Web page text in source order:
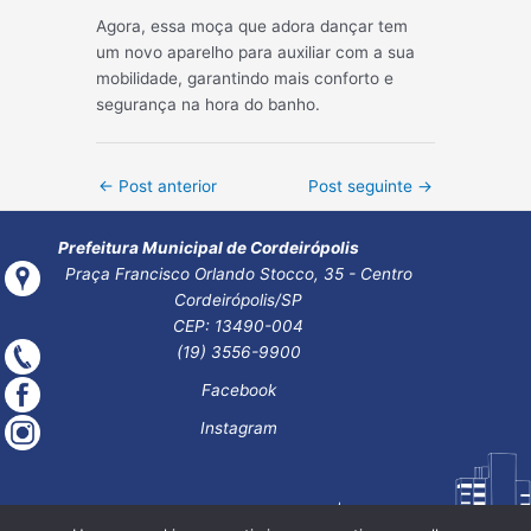
Agora, essa moça que adora dançar tem
um novo aparelho para auxiliar com a sua
mobilidade, garantindo mais conforto e
segurança na hora do banho.
Post
← Post anterior Post seguinte →
Prefeitura Municipal de Cordeirópolis
Praça Francisco Orlando Stocco, 35 - Centro
Cordeirópolis/SP
CEP: 13490-004
(19) 3556-9900
Facebook
Instagram